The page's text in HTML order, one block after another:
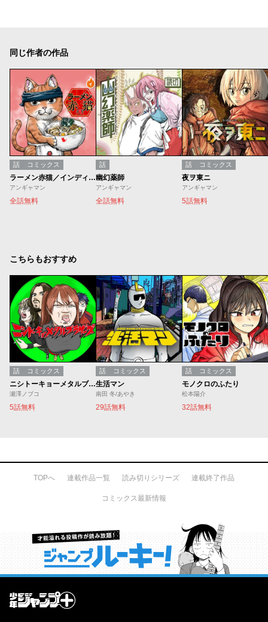
同じ作者の作品
話 コミックス
ラーメン赤猫／インディーズ版
アンギャマン
全話無料
話
幽幻薬師
アンギャマン
全話無料
話 コミックス
夜ヲ東ニ
アンギャマン
5話無料
こちらもおすすめ
話 コミックス
ニシトーキョーメタルブラザーズ
瀬澤ノブコ
5話無料
話 コミックス
生活マン
南田 冬/あやき
29話無料
話 コミックス
モノクロのふたり
松本陽介
32話無料
TOPへ 連載作品一覧 読み切りシリーズ 連載終了作品
コミックス最新情報
才能溢れる投稿作が読み放題！ ジャンプルーキー！